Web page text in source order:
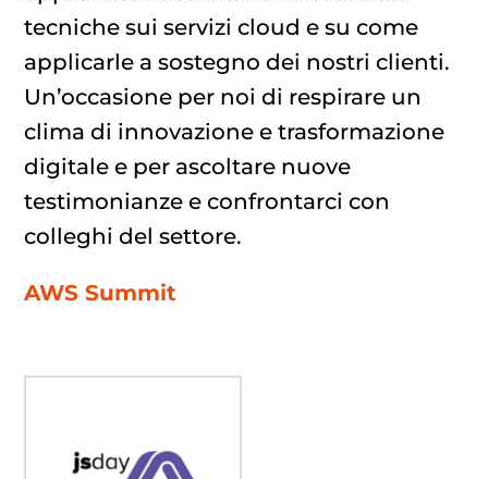
tecniche sui servizi cloud e su come
applicarle a sostegno dei nostri clienti.
Un’occasione per noi di respirare un
clima di innovazione e trasformazione
digitale e per ascoltare nuove
testimonianze e confrontarci con
colleghi del settore.
AWS Summit